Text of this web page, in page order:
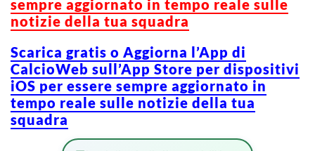
sempre aggiornato in tempo reale sulle
notizie della tua squadra
Scarica gratis o Aggiorna l’App di
CalcioWeb sull’App Store per dispositivi
iOS per essere sempre aggiornato in
tempo reale sulle notizie della tua
squadra